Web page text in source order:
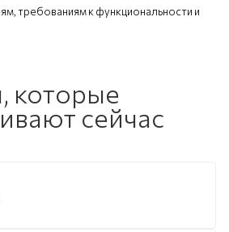
требованиям к функциональности и
которые
сейчас